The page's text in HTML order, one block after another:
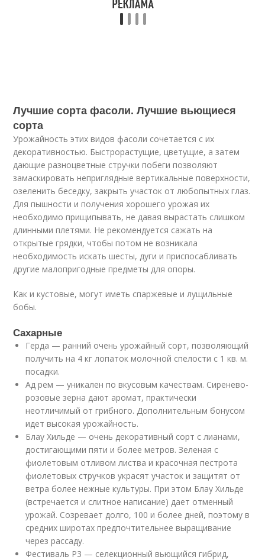
Лучшие сорта фасоли. Лучшие вьющиеся
сорта
Урожайность этих видов фасоли сочетается с их
декоративностью. Быстрорастущие, цветущие, а затем
дающие разноцветные стручки побеги позволяют
замаскировать неприглядные вертикальные поверхности,
озеленить беседку, закрыть участок от любопытных глаз.
Для пышности и получения хорошего урожая их
необходимо прищипывать, не давая вырастать слишком
длинными плетями. Не рекомендуется сажать на
открытые грядки, чтобы потом не возникала
необходимость искать шесты, дуги и приспосабливать
другие малопригодные предметы для опоры.
Как и кустовые, могут иметь спаржевые и лущильные
бобы.
Сахарные
Герда — ранний очень урожайный сорт, позволяющий
получить на 4 кг лопаток молочной спелости с 1 кв. м.
посадки.
Ад рем — уникален по вкусовым качествам. Сиренево-
розовые зерна дают аромат, практически
неотличимый от грибного. Дополнительным бонусом
идет высокая урожайность.
Блау Хильде — очень декоративный сорт с лианами,
достигающими пяти и более метров. Зеленая с
фиолетовым отливом листва и красочная пестрота
фиолетовых стручков украсят участок и защитят от
ветра более нежные культуры. При этом Блау Хильде
(встречается и слитное написание) дает отменный
урожай. Созревает долго, 100 и более дней, поэтому в
средних широтах предпочтительнее выращивание
через рассаду.
Фестиваль Р3 — селекционный вьющийся гибрид,